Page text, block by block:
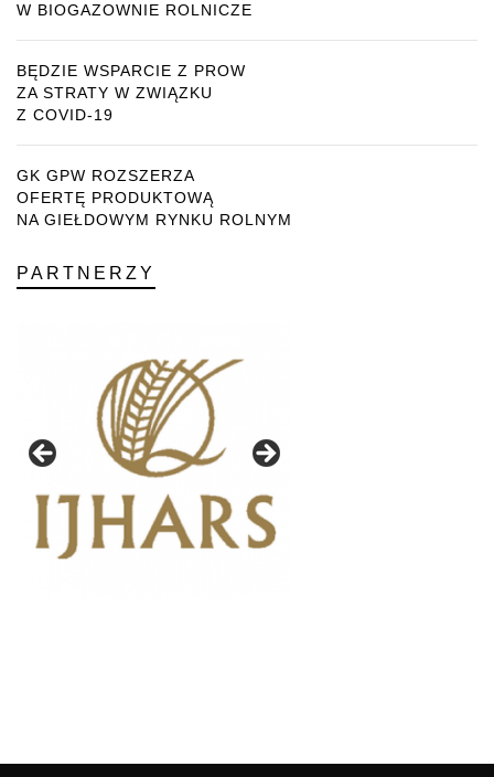
W BIOGAZOWNIE ROLNICZE
BĘDZIE WSPARCIE Z PROW
ZA STRATY W ZWIĄZKU
Z COVID-19
GK GPW ROZSZERZA
OFERTĘ PRODUKTOWĄ
NA GIEŁDOWYM RYNKU ROLNYM
PARTNERZY